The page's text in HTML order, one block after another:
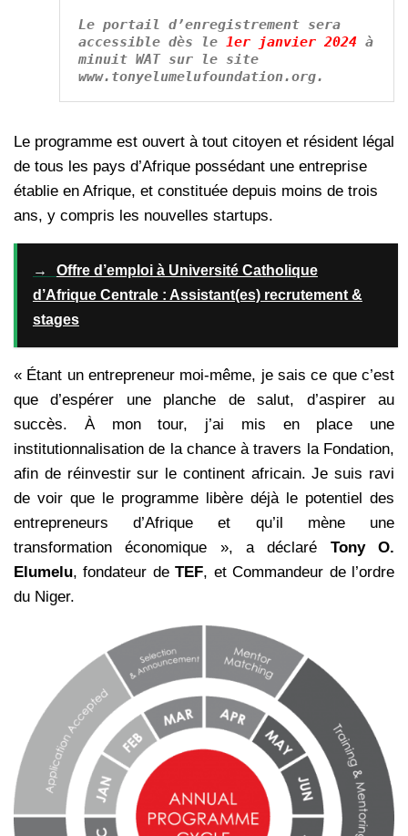
Le portail d’enregistrement sera
accessible dès le
1er janvier 2024 à
minuit WAT sur le site
www.tonyelumelufoundation.org.
Le programme est ouvert à tout citoyen et résident légal
de tous les pays d’Afrique possédant une entreprise
établie en Afrique, et constituée depuis moins de trois
ans, y compris les nouvelles startups.
→
Offre d’emploi à Université Catholique
d’Afrique Centrale : Assistant(es) recrutement &
stages
« Étant un entrepreneur moi-même, je sais ce que c’est
que d’espérer une planche de salut, d’aspirer au
succès. À mon tour, j’ai mis en place une
institutionnalisation de la chance à travers la Fondation,
afin de réinvestir sur le continent africain. Je suis ravi
de voir que le programme libère déjà le potentiel des
entrepreneurs d’Afrique et qu’il mène une
transformation économique », a déclaré Tony O.
Elumelu, fondateur deTEF, et Commandeur de l’ordre
du Niger.